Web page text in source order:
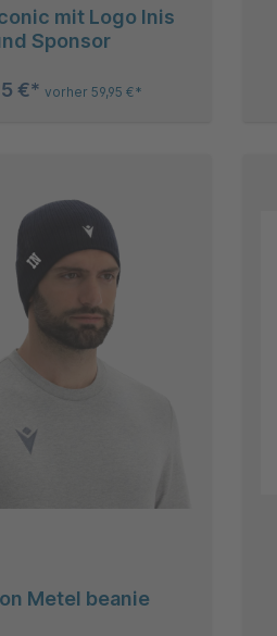
mit Logo Inis
Sponsor
€* vorher 59,95 €*
Metel beanie